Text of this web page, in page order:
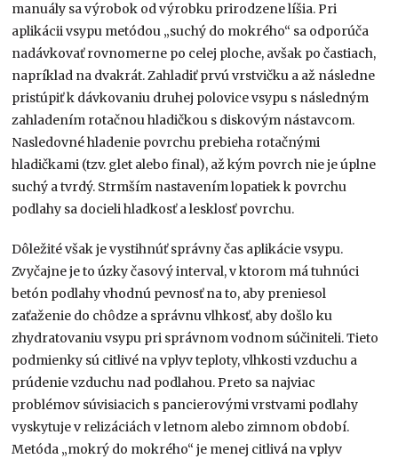
manuály sa výrobok od výrobku prirodzene líšia. Pri
aplikácii vsypu metódou „suchý do mokrého“ sa odporúča
nadávkovať rovnomerne po celej ploche, avšak po častiach,
napríklad na dvakrát. Zahladiť prvú vrstvičku a až následne
pristúpiť k dávkovaniu druhej polovice vsypu s následným
zahladením rotačnou hladičkou s diskovým nástavcom.
Nasledovné hladenie povrchu prebieha rotačnými
hladičkami (tzv. glet alebo final), až kým povrch nie je úplne
suchý a tvrdý. Strmším nastavením lopatiek k povrchu
podlahy sa docieli hladkosť a lesklosť povrchu.
Dôležité však je vystihnúť správny čas aplikácie vsypu.
Zvyčajne je to úzky časový interval, v ktorom má tuhnúci
betón podlahy vhodnú pevnosť na to, aby preniesol
zaťaženie do chôdze a správnu vlhkosť, aby došlo ku
zhydratovaniu vsypu pri správnom vodnom súčiniteli. Tieto
podmienky sú citlivé na vplyv teploty, vlhkosti vzduchu a
prúdenie vzduchu nad podlahou. Preto sa najviac
problémov súvisiacich s pancierovými vrstvami podlahy
vyskytuje v relizáciách v letnom alebo zimnom období.
Metóda „mokrý do mokrého“ je menej citlivá na vplyv